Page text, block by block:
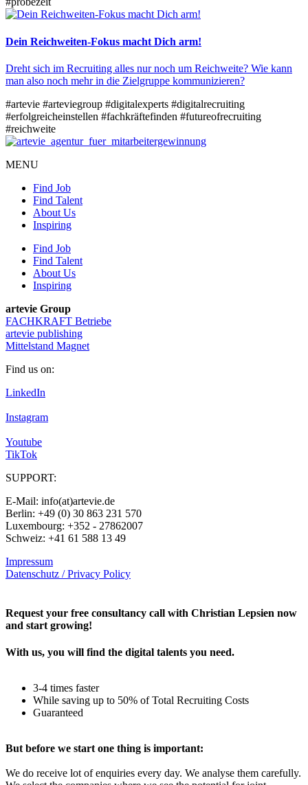
Dein Reichweiten-Fokus macht Dich arm!
Dreht sich im Recruiting alles nur noch um Reichweite? Wie kann
man also noch mehr in die Zielgruppe kommunizieren?
#artevie #arteviegroup #digitalexperts #digitalrecruiting
#erfolgreicheinstellen #fachkräftefinden #futureofrecruiting
#reichweite
MENU
Find Job
Find Talent
About Us
Inspiring
Find Job
Find Talent
About Us
Inspiring
artevie Group
FACHKRAFT Betriebe
artevie publishing
Mittelstand Magnet
Find us on:
LinkedIn
Instagram
Youtube
TikTok
SUPPORT:
E-Mail: info(at)artevie.de
Berlin: +49 (0) 30 863 231 570
Luxembourg: +352 - 27862007
Schweiz: +41 61 588 13 49
Impressum
Datenschutz / Privacy Policy
Request your free consultancy call with Christian Lepsien now
and start growing!
With us, you will find the digital talents you need.
3-4 times faster
While saving up to 50% of Total Recruiting Costs
Guaranteed
But before we start one thing is important:
We do receive lot of enquiries every day. We analyse them carefully.